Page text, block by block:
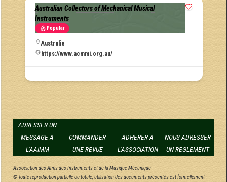
Australian Collectors of Mechanical Musical
Instruments
Popular
Australie
https://www.acmmi.org.au/
ADRESSER UN
MESSAGE A
L'AAIMM
COMMANDER
UNE REVUE
ADHERER A
L'ASSOCIATION
NOUS ADRESSER
UN REGLEMENT
Association des Amis des Instruments et de la Musique Mécanique
© Toute reproduction partielle ou totale, utilisation des documents présentés est formellement